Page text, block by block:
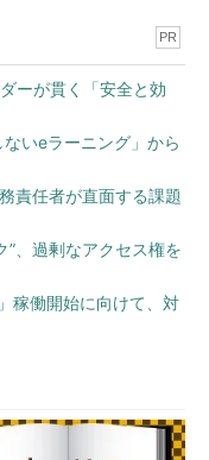
の2）
る］が
は表示
PR
ーが貫く「安全と効
いeラーニング」から
責任者が直面する課題
”、過剰なアクセス権を
稼働開始に向けて、対